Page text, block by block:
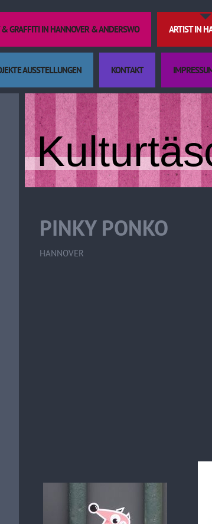
& GRAFFITI IN HANNOVER & ANDERSWO ARTIST IN
AUSSTELLUNGEN KONTAKT
PINKY PONKO
HANNOVER